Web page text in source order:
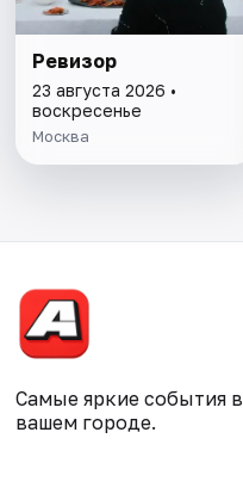
Ревизор
23 августа 2026 •
воскресенье
Москва
Самые яркие события в
вашем городе.